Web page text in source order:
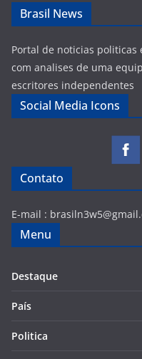
Brasil News
Portal de noticias politicas
com analises de uma
escritores independentes
Social Media Icons
Contato
E-mail :
Menu
Destaque
País
Politica